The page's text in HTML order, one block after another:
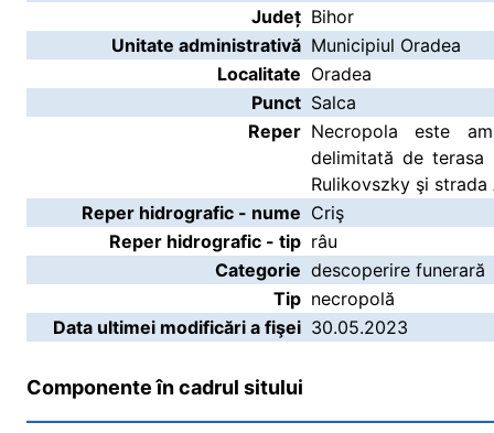
Județ Bihor
Unitate administrativă Municipiul Oradea
Localitate Oradea
Punct Salca
Reper Necropola este
delimitată de terasa
Rulikovszky şi strada
Reper hidrografic - nume Criş
Reper hidrografic - tip râu
Categorie descoperire funerară
Tip necropolă
Data ultimei modificări a fişei 30.05.2023
Componente în cadrul sitului